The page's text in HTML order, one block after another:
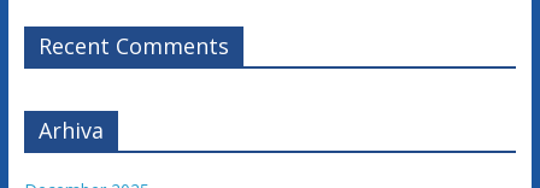
ž
a
Recent Comments
Arhiva